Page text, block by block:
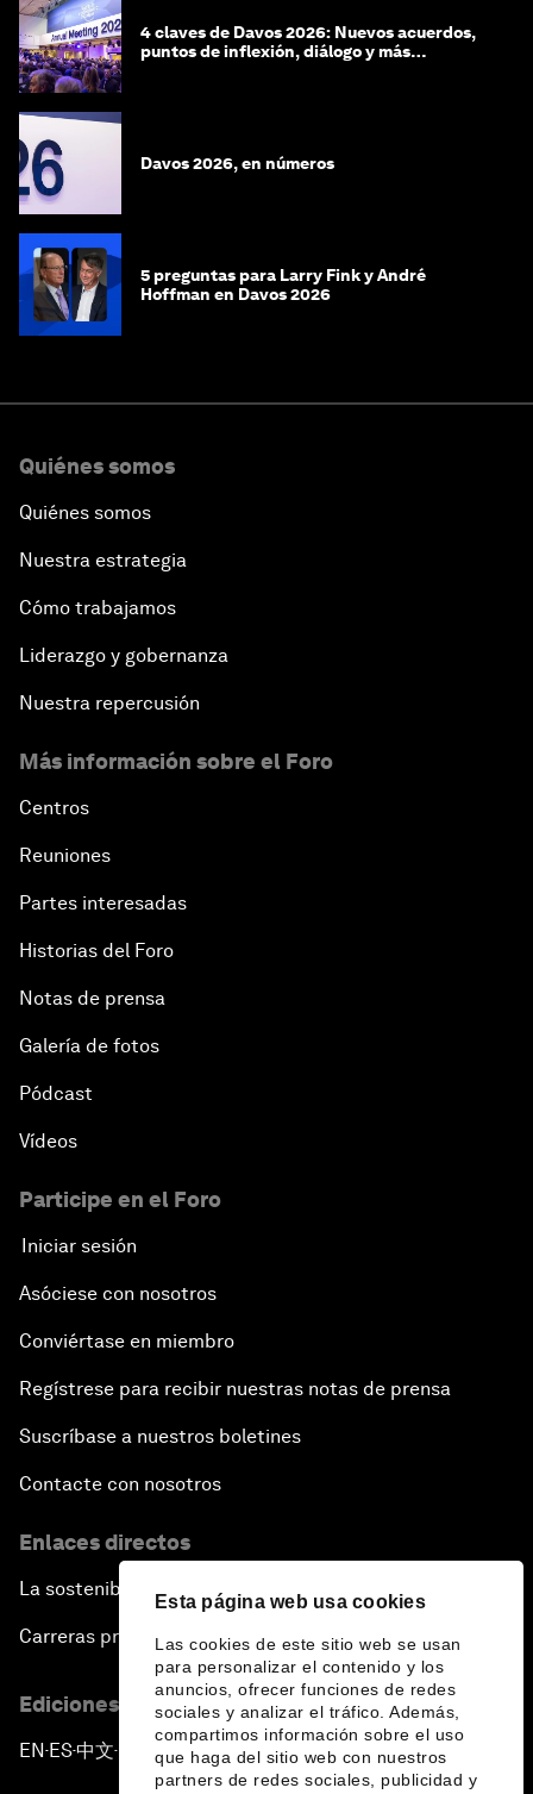
Esta página web usa cookies
Las cookies de este sitio web se usan
para personalizar el contenido y los
anuncios, ofrecer funciones de redes
sociales y analizar el tráfico. Además,
compartimos información sobre el uso
que haga del sitio web con nuestros
partners de redes sociales, publicidad y
4 claves de Davos 2026: Nuevos acuerdos,
puntos de inflexión, diálogo y más
Davos 2026, en números
5 preguntas para Larry Fink y André
Hoffman en Davos 2026
Quiénes somos
Quiénes somos
Nuestra estrategia
Cómo trabajamos
Liderazgo y gobernanza
Nuestra repercusión
Más información sobre el Foro
Centros
Reuniones
Partes interesadas
Historias del Foro
Notas de prensa
Galería de fotos
Pódcast
Vídeos
Participe en el Foro
Iniciar sesión
Asóciese con nosotros
Conviértase en miembro
Regístrese para recibir nuestras notas de prensa
Suscríbase a nuestros boletines
Contacte con nosotros
Enlaces directos
La sostenibilidad en el Foro
Carreras profesionales
Ediciones en otros idiomas
EN ▪ES▪中文▪ 日本語